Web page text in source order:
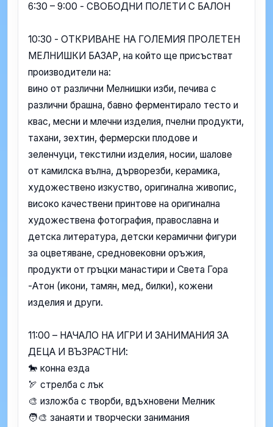
6:30 – 9:00 - СВОБОДНИ ПОЛЕТИ С БАЛОН
10:30 - ОТКРИВАНЕ НА ГОЛЕМИЯ ПРОЛЕТЕН
МЕЛНИШКИ БАЗАР, на който ще присъстват
производители на:
вино от различни Мелнишки изби, печива с
различни брашна, бавно ферментирало тесто и
квас, месни и млечни изделия, пчелни продукти,
тахани, зехтин, фермерски плодове и
зеленчуци, текстилни изделия, носии, шалове
от камилска вълна, дърворезби, керамика,
художествено изкуство, оригинална живопис,
високо качествени принтове на оригинална
художествена фотография, православна и
детска литература, детски керамични фигури
за оцветяване, средновековни оръжия,
продукти от гръцки манастири и Света Гора
-Атон (икони, тамян, мед, билки), кожени
изделия и други.
11:00 – НАЧАЛО НА ИГРИ И ЗАНИМАНИЯ ЗА
ДЕЦА И ВЪЗРАСТНИ:
🐎 конна езда
🏹 стрелба с лък
🎨 изложба с творби, вдъхновени Мелник
🧑‍🎨 занаяти и творчески занимания